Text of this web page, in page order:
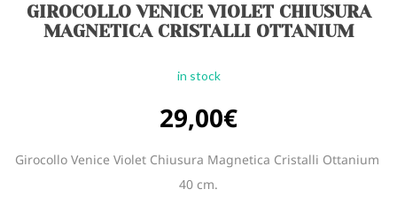
GIROCOLLO VENICE VIOLET CHIUSURA
MAGNETICA CRISTALLI OTTANIUM
in stock
29,00€
Girocollo Venice Violet Chiusura Magnetica Cristalli Ottanium
40 cm.